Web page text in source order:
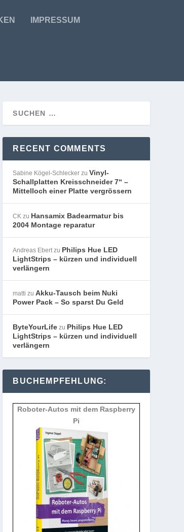
IMPRESSUM
RECENT COMMENTS
Sabine Kögel-Schlecker zuVinyl-
Schallplatten Kreisschneider 7“ –
Mittelloch einer Platte vergrössern
CK zu Hansamix Badearmatur bis
2004 Montage reparatur
Andreas Ebertzu Philips Hue LED
LightStrips – kürzen und individuell
verlängern
matti zuAkku-Tausch beim Nuki
Power Pack – So sparst Du Geld
ByteYourLife zu Philips Hue LED
LightStrips – kürzen und individuell
verlängern
BUCHEMPFEHLUNG:
Roboter-Autos mit dem Raspberry
Pi